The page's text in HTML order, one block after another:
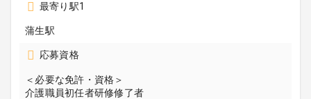
最寄り駅1
蒲生駅
応募資格
＜必要な免許・資格＞
介護職員初任者研修修了者